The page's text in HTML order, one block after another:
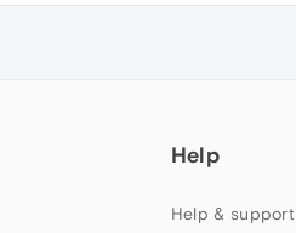
Help
Help & support